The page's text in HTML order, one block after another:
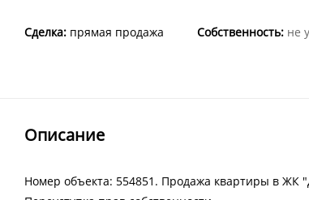
Сделка: прямая продажа Собственность: не
Описание
Номер объекта: 554851. Продажа квартиры в ЖК